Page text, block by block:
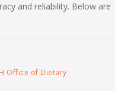
and reliability. Below are
Office of Dietary